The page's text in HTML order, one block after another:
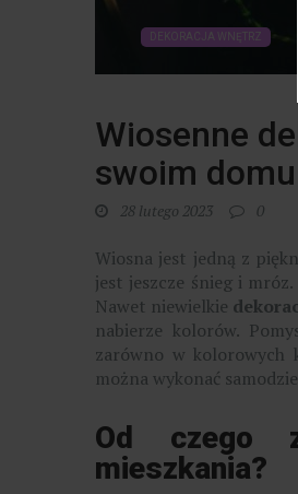
DEKORACJA WNĘTRZ
Wiosenne
swoim domu
28 lutego 2023 0
Wiosna jest jedną z
jest jeszcze śnieg i
Nawet niewielkie
nabierze kolorów.
zarówno w kolorowych
można wykonać
Od czego
mieszkania?